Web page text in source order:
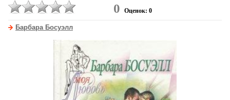
0 Оценок: 0
Барбара Босуэлл